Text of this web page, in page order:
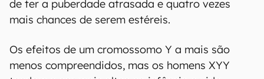
de ter a puberdade atrasada e quatro vezes
mais chances de serem estéreis.
Os efeitos de um cromossomo Y a mais são
menos compreendidos, mas os homens XYY